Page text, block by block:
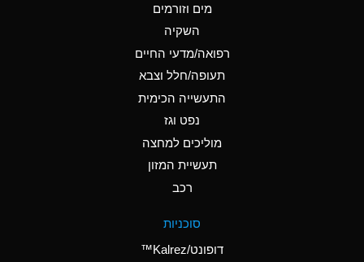
Ammonium Hydroxide
A
Ammonium Nitrate
Ammonium Nitrite
Ammonium Persulfate
מים וזורמים
השקיה
רפואה/מדעי החיים
תעופה/חלל וצבא
התעשייה הכימית
נפט וגז
מוליכים למחצה
תעשיית המזון
רכב
סוכניות
דופונט/Kalrez™